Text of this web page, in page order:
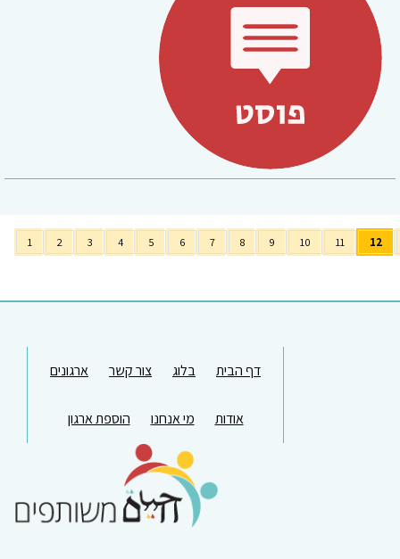
1 2 3 4 5 6 7 8 9 10 11 12
דף הבית בלוג צור קשר ארגונים
אודות מי אנחנו הוספת ארגון